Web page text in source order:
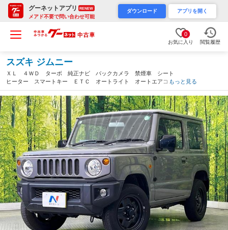
グーネットアプリ RENEW
メアド不要で問い合わせ可能
ダウンロード アプリを開く
0
お気に入り 閲覧履歴
スズキ ジムニー
ＸＬ ４ＷＤ ターボ 純正ナビ バックカメラ 禁煙車 シート
ヒーター スマートキー ＥＴＣ オートライト オートエアコ
ン Ｂｌｕｅｔｏｏｔｈ再生 アイドリングストップ（岐阜県）
もっと見る